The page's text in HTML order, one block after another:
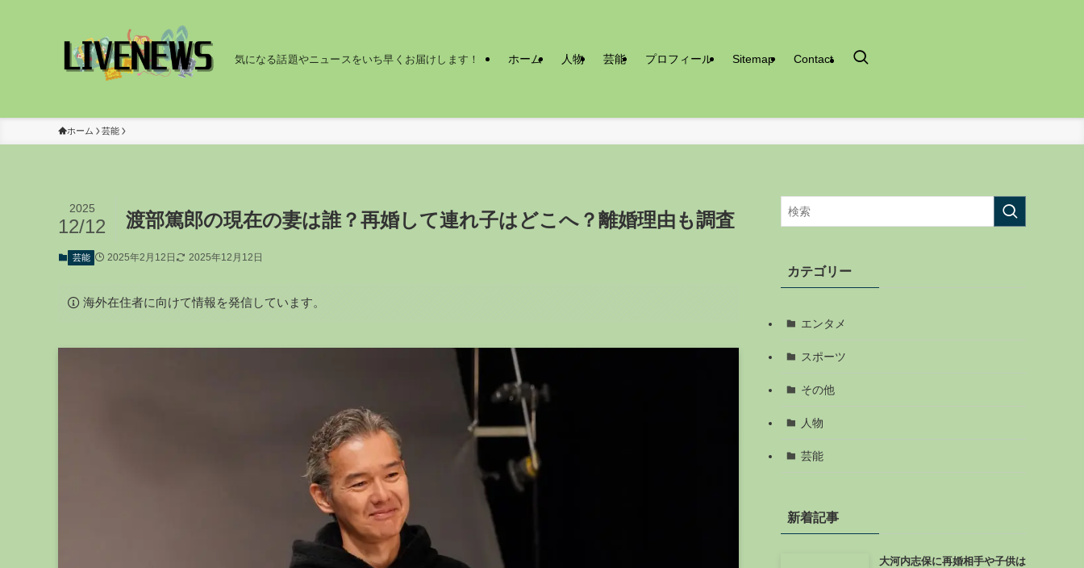
気になる話題やニュースをいち早くお届けします！ ホーム 人物 芸能 プロフィール Sitemap Contact
ホーム 芸能
渡部篤郎の現在の妻は誰？再婚して連れ子はどこへ？離婚理由も調査
2025
12/12
芸能 2025年2月12日 2025年12月12日
海外在住者に向けて情報を発信しています。
カテゴリー
エンタメ
スポーツ
その他
人物
芸能
新着記事
大河内志保に再婚相手や子供は